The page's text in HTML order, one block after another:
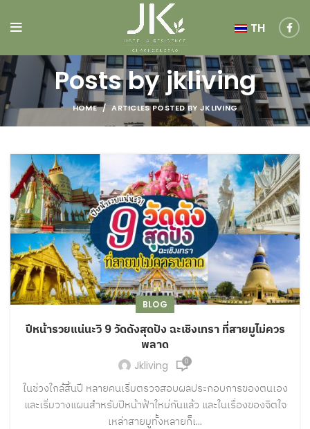
TH
Posts byjkliving
HOME ARTICLES POSTED BY JKLIVING
BLOG
ปีหน้ารวยแน่นะวิ 9 วัดดังสุดปัง ฉะเชิงเทรา ที่สายมูไม่ควร
พลาด
Jkliving 0
ในช่วงใกล้สิ้นปี หลายคนเริ่มตรวจสอบผลประกอบการของตนเอง
และเริ่มวางแผนสำหรับปีหน้าฟ้าใหม่กันแล้ว และในเรื่องของจิตใจ
เหล่าสายมูทั้งหลายก็เ...